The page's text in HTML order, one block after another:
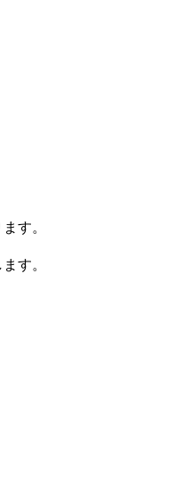
す。
す。